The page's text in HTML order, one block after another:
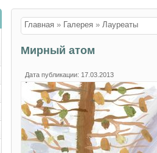
Вы здесь
Главная » Галерея » Лауреаты
Мирный атом
Дата публикации: 17.03.2013